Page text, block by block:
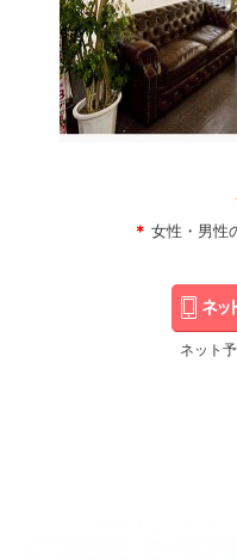
＊ 女性・男性
ネット